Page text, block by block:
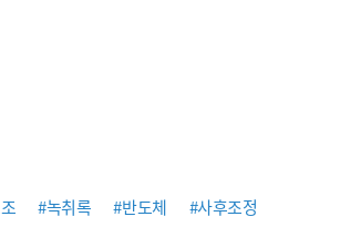
#녹취록 #반도체
#사후조정